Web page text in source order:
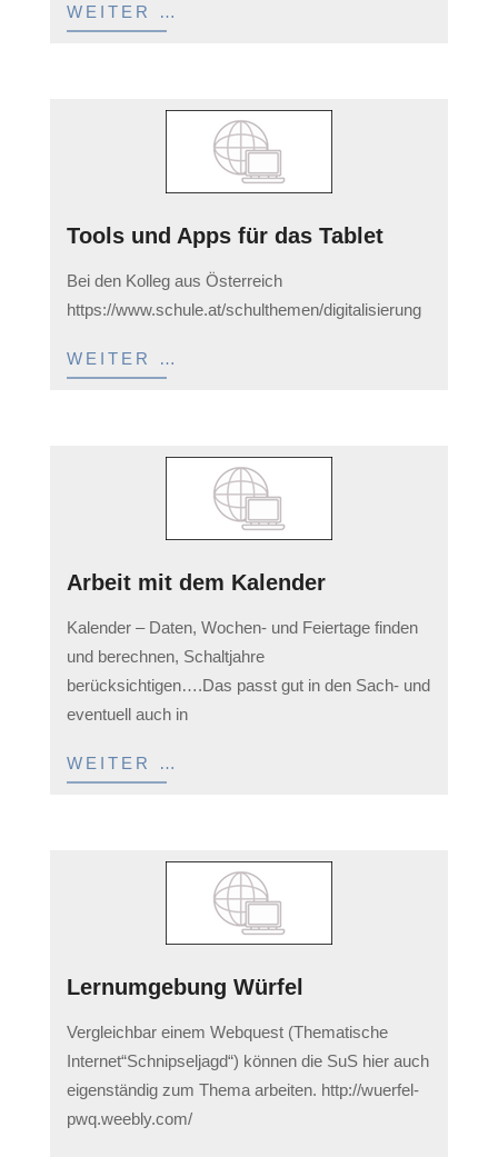
WEITER …
Tools und Apps für das Tablet
03-
11
Bei den Kolleg aus Österreich
https://www.schule.at/schulthemen/digitalisierung
WEITER …
Arbeit mit dem Kalender
03-
11
Kalender – Daten, Wochen- und Feiertage finden
und berechnen, Schaltjahre
berücksichtigen….Das passt gut in den Sach- und
eventuell auch in
WEITER …
Lernumgebung Würfel
03-
11
Vergleichbar einem Webquest (Thematische
Internet“Schnipseljagd“) können die SuS hier auch
eigenständig zum Thema arbeiten. http://wuerfel-
pwq.weebly.com/